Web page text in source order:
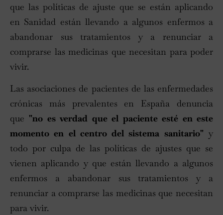
que las políticas de ajuste que se están aplicando
en Sanidad están llevando a algunos enfermos a
abandonar sus tratamientos y a renunciar a
comprarse las medicinas que necesitan para poder
vivir.
Las asociaciones de pacientes de las enfermedades
crónicas más prevalentes en España denuncia
que"no es verdad que el paciente esté en este
momento en el centro del sistema sanitario" y
todo por culpa de las políticas de ajustes que se
vienen aplicando y que están llevando a algunos
enfermos a abandonar sus tratamientos y a
renunciar a comprarse las medicinas que necesitan
para vivir.